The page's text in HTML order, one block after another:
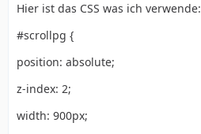
Hier ist das CSS was ich verwende:
#scrollpg {
position: absolute;
z-index: 2;
width: 900px;